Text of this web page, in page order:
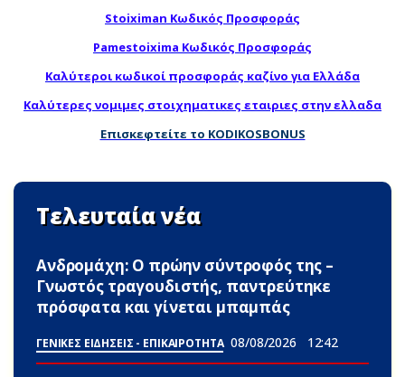
Stoiximan Κωδικός Προσφοράς
Pamestoixima Κωδικός Προσφοράς
Καλύτεροι κωδικοί προσφοράς καζίνο για Ελλάδα
Καλύτερες νομιμες στοιχηματικες εταιριες στην ελλαδα
Επισκεφτείτε το KODIKOSBONUS
Τελευταία νέα
Ανδρομάχη: Ο πρώην σύντροφός της –
Γνωστός τραγουδιστής, παντρεύτηκε
πρόσφατα και γίνεται μπαμπάς
ΓΕΝΙΚΕΣ ΕΙΔΗΣΕΙΣ - ΕΠΙΚΑΙΡΟΤΗΤΑ 08/08/2026 12:42